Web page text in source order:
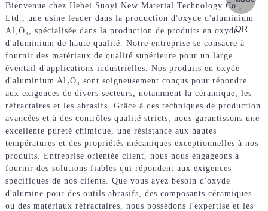
Bienvenue chez Hebei Suoyi New Material Technology Co.,
Ltd., une usine leader dans la production d'oxyde d'aluminium
Al₂O₃, spécialisée dans la production de produits en oxyde
d'aluminium de haute qualité. Notre entreprise se consacre à
fournir des matériaux de qualité supérieure pour un large
éventail d'applications industrielles. Nos produits en oxyde
d'aluminium Al₂O₃ sont soigneusement conçus pour répondre
aux exigences de divers secteurs, notamment la céramique, les
réfractaires et les abrasifs. Grâce à des techniques de production
avancées et à des contrôles qualité stricts, nous garantissons une
excellente pureté chimique, une résistance aux hautes
températures et des propriétés mécaniques exceptionnelles à nos
produits. Entreprise orientée client, nous nous engageons à
fournir des solutions fiables qui répondent aux exigences
spécifiques de nos clients. Que vous ayez besoin d'oxyde
d'alumine pour des outils abrasifs, des composants céramiques
ou des matériaux réfractaires, nous possédons l'expertise et les